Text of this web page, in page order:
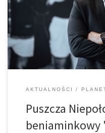
przygoda z Ekstraklasą, choć
Widzewem.
AKTUALNOŚCI
Puszcza
beniaminkowy